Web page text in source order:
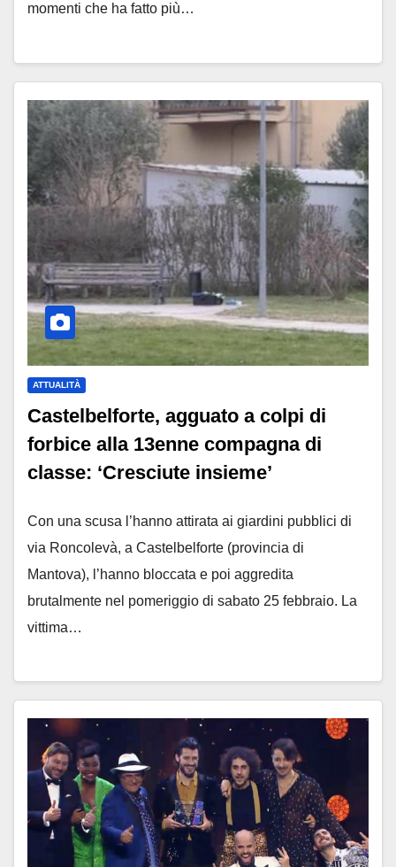
momenti che ha fatto più…
ATTUALITÀ
Castelbelforte, agguato a colpi di
forbice alla 13enne compagna di
classe: ‘Cresciute insieme’
Con una scusa l’hanno attirata ai giardini pubblici di
via Roncolevà, a Castelbelforte (provincia di
Mantova), l’hanno bloccata e poi aggredita
brutalmente nel pomeriggio di sabato 25 febbraio. La
vittima…